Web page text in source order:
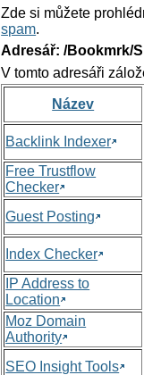
Zde si můžete
spam.
Adresář: /Bookmrk/
V tomto adresáři
Název
Backlink Indexer
Free Trustflow
Checker
Guest Posting
Index Checker
IP Address to
Location
Moz Domain
Authority
SEO Insight Tools